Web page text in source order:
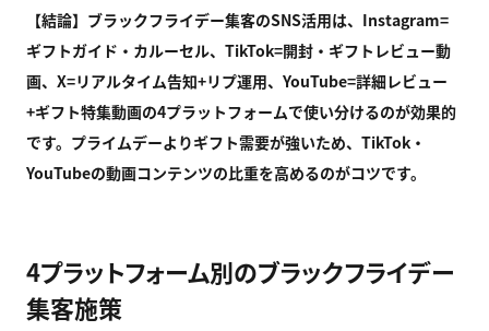
【結論】ブラックフライデー集客のSNS活用は、Instagram=
ギフトガイド・カルーセル、TikTok=開封・ギフトレビュー動
画、X=リアルタイム告知+リプ運用、YouTube=詳細レビュー
+ギフト特集動画の4プラットフォームで使い分けるのが効果的
です。プライムデーよりギフト需要が強いため、TikTok・
YouTubeの動画コンテンツの比重を高めるのがコツです。
4プラットフォーム別のブラックフライデー
集客施策